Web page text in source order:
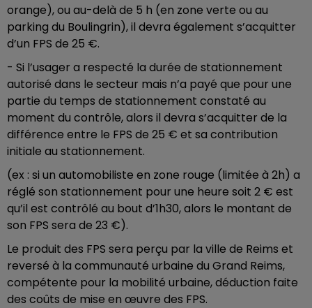
orange), ou au-delà de 5 h (en zone verte ou au
parking du Boulingrin), il devra également s’acquitter
d’un FPS de 25 €.
- Si l’usager a respecté la durée de stationnement
autorisé dans le secteur mais n’a payé que pour une
partie du temps de stationnement constaté au
moment du contrôle, alors il devra s’acquitter de la
différence entre le FPS de 25 € et sa contribution
initiale au stationnement.
(ex : si un automobiliste en zone rouge (limitée à 2h) a
réglé son stationnement pour une heure soit 2 € est
qu’il est contrôlé au bout d’1h30, alors le montant de
son FPS sera de 23 €).
Le produit des FPS sera perçu par la ville de Reims et
reversé à la communauté urbaine du Grand Reims,
compétente pour la mobilité urbaine, déduction faite
des coûts de mise en œuvre des FPS.